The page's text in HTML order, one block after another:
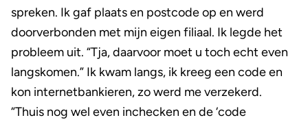
spreken. Ik gaf plaats en postcode op en werd
doorverbonden met mijn eigen filiaal. Ik legde het
probleem uit. “Tja, daarvoor moet u toch echt even
langskomen.” Ik kwam langs, ik kreeg een code en
kon internetbankieren, zo werd me verzekerd.
“Thuis nog wel even inchecken en de ‘code